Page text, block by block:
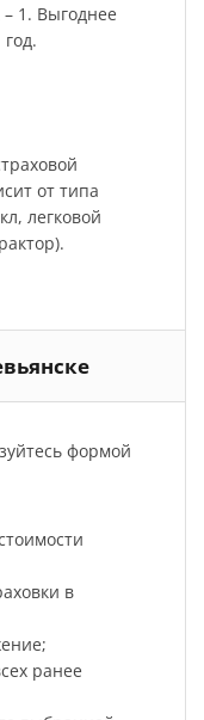
1. Выгоднее
от типа
легковой
формой
в
ранее